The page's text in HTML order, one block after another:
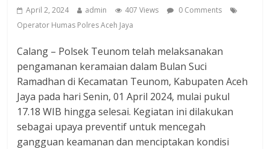
April 2, 2024 admin 407 Views
0 Comments
Operator Humas Polres Aceh Jaya
Calang – Polsek Teunom telah melaksanakan
pengamanan keramaian dalam Bulan Suci
Ramadhan di Kecamatan Teunom, Kabupaten Aceh
Jaya pada hari Senin, 01 April 2024, mulai pukul
17.18 WIB hingga selesai. Kegiatan ini dilakukan
sebagai upaya preventif untuk mencegah
gangguan keamanan dan menciptakan kondisi